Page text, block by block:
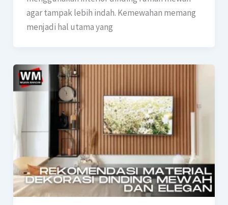
agar tampak lebih indah. Kemewahan memang
menjadi hal utama yang